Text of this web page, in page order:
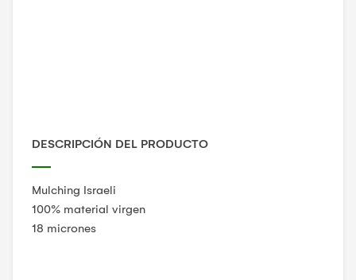
DESCRIPCIÓN DEL PRODUCTO
Mulching Israeli
100% material virgen
18 micrones